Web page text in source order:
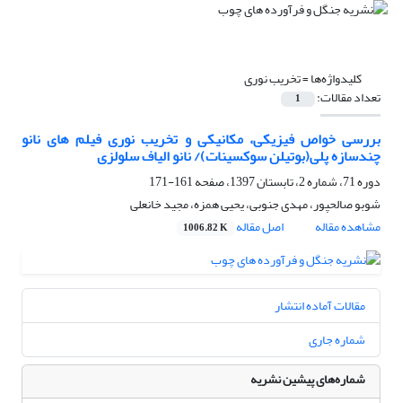
کلیدواژه‌ها =تخریب نوری
تعداد مقالات: 1
بررسی خواص فیزیکی، مکانیکی و تخریب نوری فیلم های نانو
چندسازه پلی(بوتیلن سوکسینات)/ نانو الیاف سلولزی
دوره 71، شماره 2، تابستان 1397، صفحه
161-171
شوبو صالحپور، مهدی جنوبی، یحیی همزه، مجید خانعلی
مشاهده مقاله
اصل مقاله 1006.82 K
مقالات آماده انتشار
شماره جاری
شماره‌های پیشین نشریه